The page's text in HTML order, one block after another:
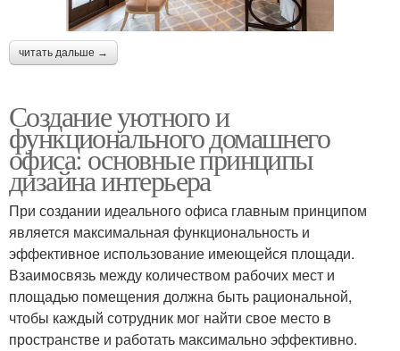
читать дальше →
Создание уютного и
функционального домашнего
офиса: основные принципы
дизайна интерьера
При создании идеального офиса главным принципом
является максимальная функциональность и
эффективное использование имеющейся площади.
Взаимосвязь между количеством рабочих мест и
площадью помещения должна быть рациональной,
чтобы каждый сотрудник мог найти свое место в
пространстве и работать максимально эффективно.